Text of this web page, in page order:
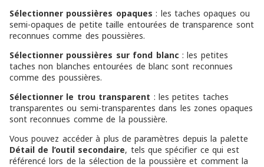
Sélectionner poussières opaques : les taches opaques ou
semi-opaques de petite taille entourées de transparence sont
reconnues comme des poussières.
Sélectionner poussières sur fond blanc : les petites
taches non blanches entourées de blanc sont reconnues
comme des poussières.
Sélectionner le trou transparent : les petites taches
transparentes ou semi-transparentes dans les zones opaques
sont reconnues comme de la poussière.
Vous pouvez accéder à plus de paramètres depuis la palette
Détail de l’outil secondaire, tels que spécifier ce qui est
référencé lors de la sélection de la poussière et comment la